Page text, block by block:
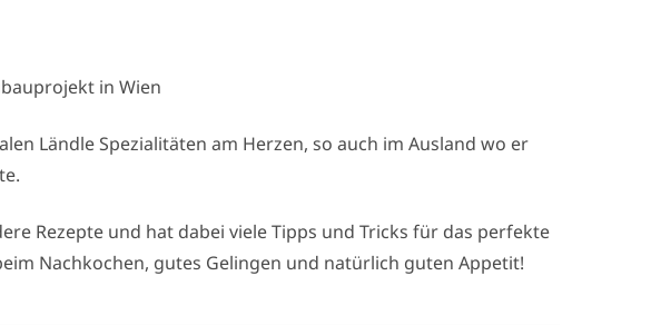
in Wien
Ländle Spezialitäten am Herzen, so auch im Ausland wo er
Rezepte und hat dabei viele Tipps und Tricks für das perfekte
Nachkochen, gutes Gelingen und natürlich guten Appetit!